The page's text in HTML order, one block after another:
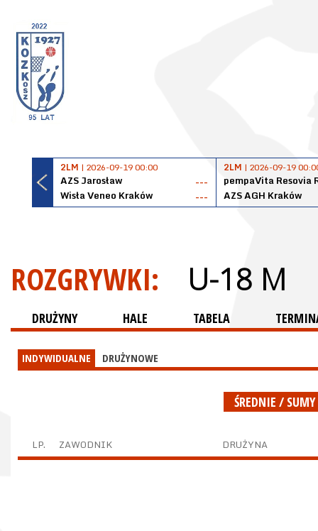
2LM | 2026-09-19 00:00
AZS Jarosław
---
Wisła Veneo Kraków
---
2LM | 2026-09-19
pempaVita Resovia
AZS AGH Kraków
ROZGRYWKI: U-18 M
DRUŻYNY HALE TABELA
INDYWIDUALNE DRUŻYNOWE
ŚREDNIE / SUMY
LP. ZAWODNIK DRUŻYNA